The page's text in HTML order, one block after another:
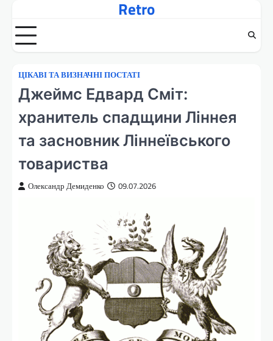
вмісту
Retro
ЦІКАВІ ТА ВИЗНАЧНІ ПОСТАТІ
Джеймс Едвард Сміт:
хранитель спадщини Ліннея
та засновник Ліннеївського
товариства
Олександр Демиденко 09.07.2026